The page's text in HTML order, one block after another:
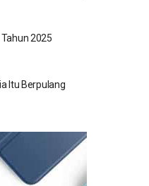
2025
Itu Berpulang